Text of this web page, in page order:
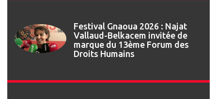
Festival Gnaoua 2026 : Najat
Vallaud-Belkacem invitée de
marque du 13ème Forum des
Droits Humains